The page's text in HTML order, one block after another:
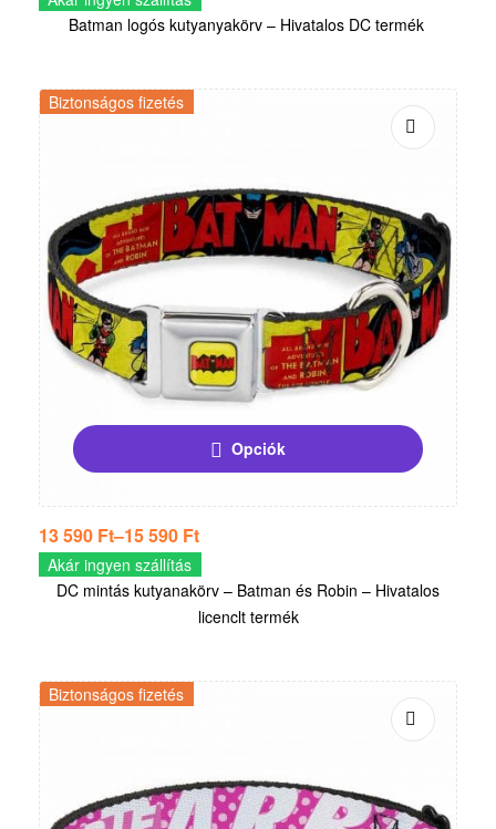
Batman logós kutyanyakörv – Hivatalos DC termék
Biztonságos fizetés
Opciók
13 590 Ft–15 590 Ft
Akár ingyen szállítás
DC mintás kutyanakörv – Batman és Robin – Hivatalos
licenclt termék
Biztonságos fizetés